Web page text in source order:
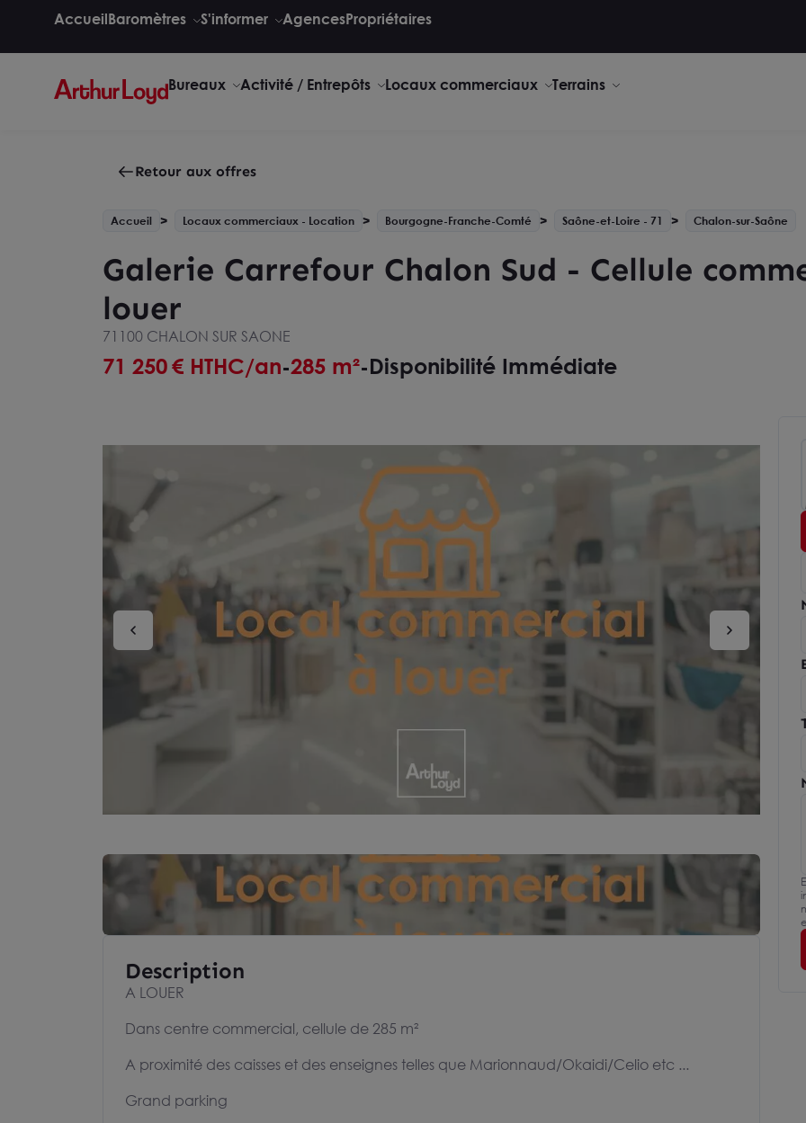
AccueilBaromètres S'informer AgencesPropriétaires
Bureaux Activité / Entrepôts Locaux commerciaux Terrains
Retour aux offres
Accueil Locaux commerciaux - Location Bourgogne-Franche-Comté Saône-et-Loire - 71 Chalon-sur-Saône
Galerie Carrefour Chalon Sud - Cellule
louer
71100 CHALON SUR SAONE
71 250€ HTHC/an-285 m²-Disponibilité Immédiate
Description
A LOUER
Dans centre commercial, cellule de 285 m²
A proximité des caisses et des enseignes telles que Marionnaud/Okaidi/Celio etc ...
Grand parking